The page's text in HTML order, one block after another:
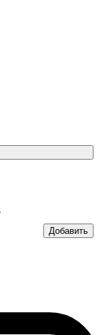
Добавить